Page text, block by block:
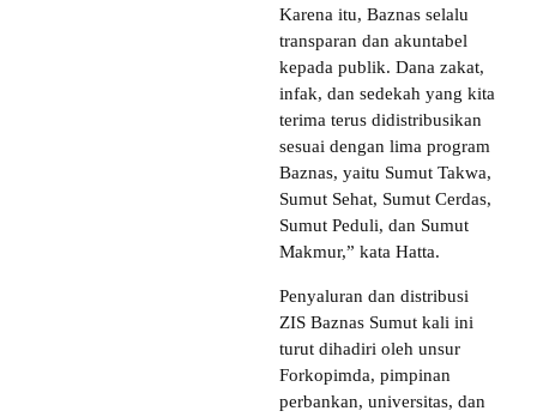
Karena itu, Baznas selalu
transparan dan akuntabel
kepada publik. Dana zakat,
infak, dan sedekah yang kita
terima terus didistribusikan
sesuai dengan lima program
Baznas, yaitu Sumut Takwa,
Sumut Sehat, Sumut Cerdas,
Sumut Peduli, dan Sumut
Makmur,” kata Hatta.
Penyaluran dan distribusi
ZIS Baznas Sumut kali ini
turut dihadiri oleh unsur
Forkopimda, pimpinan
perbankan, universitas, dan